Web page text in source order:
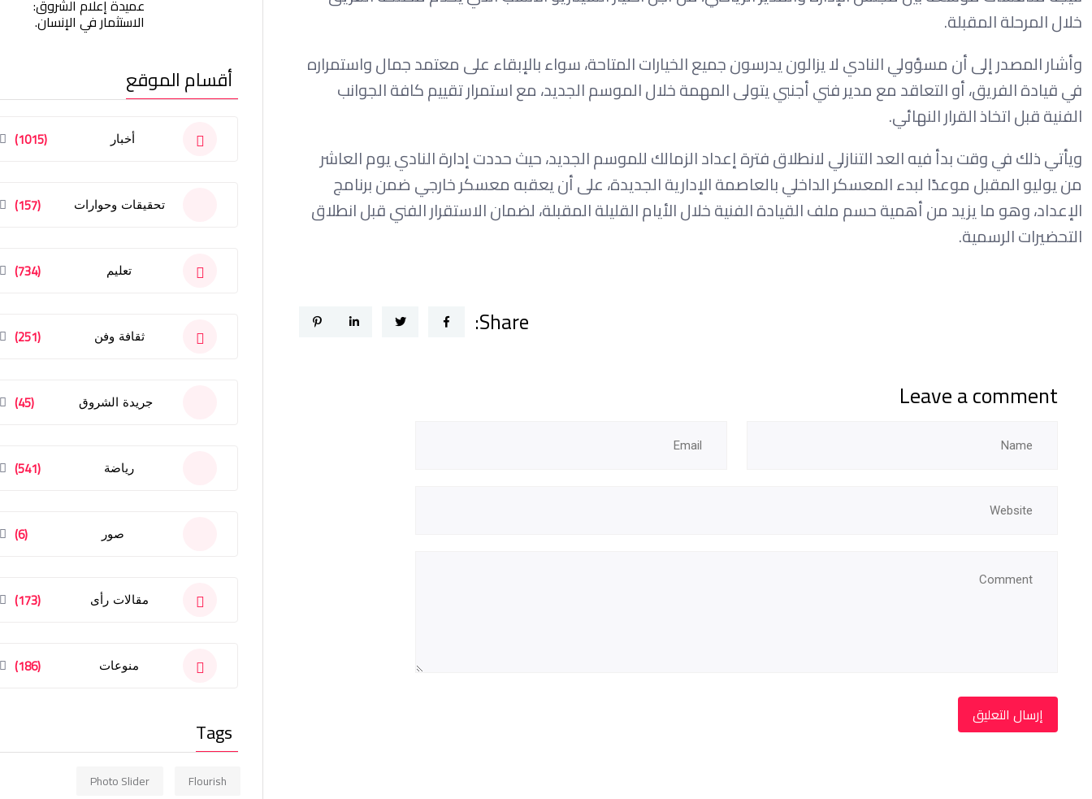
خلال المرحلة المقبلة.
وأشار المصدر إلى أن مسؤولي النادي لا يزالون يدرسون جميع الخيارات المتاحة، سواء بالإبقاء على معتمد جمال واستمراره
في قيادة الفريق، أو التعاقد مع مدير فني أجنبي يتولى المهمة خلال الموسم الجديد، مع استمرار تقييم كافة الجوانب
الفنية قبل اتخاذ القرار النهائي.
ويأتي ذلك في وقت بدأ فيه العد التنازلي لانطلاق فترة إعداد الزمالك للموسم الجديد، حيث حددت إدارة النادي يوم العاشر
من يوليو المقبل موعدًا لبدء المعسكر الداخلي بالعاصمة الإدارية الجديدة، على أن يعقبه معسكر خارجي ضمن برنامج
الإعداد، وهو ما يزيد من أهمية حسم ملف القيادة الفنية خلال الأيام القليلة المقبلة، لضمان الاستقرار الفني قبل انطلاق
التحضيرات الرسمية.
Share:
Leave a comment
عميدة إعلام الشروق:
الاستثمار في الإنسان.
أقسام الموقع
أخبار (1015)
تحقيقات وحوارات (157)
تعليم (734)
ثقافة وفن (251)
جريدة الشروق (45)
رياضة (541)
صور (6)
مقالات رأى (173)
منوعات (186)
Tags
Flourish
Photo Slider